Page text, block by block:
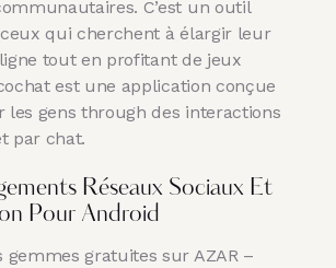
C’est un outil
qui cherchent à élargir leur
tout en profitant de jeux
est une application conçue
les gens through des interactions
par chat.
Réseaux Sociaux Et
Pour Android
gemmes gratuites sur AZAR –